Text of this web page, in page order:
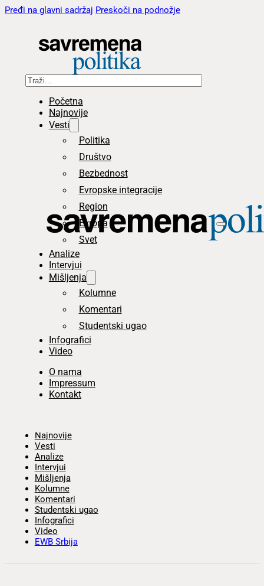
Pređi na glavni sadržaj Preskoči na podnožje
Pretraga
Početna
Najnovije
Vesti
Politika
Društvo
Bezbednost
Evropske integracije
Region
Evropa
Svet
Analize
Intervjui
Mišljenja
Kolumne
Komentari
Studentski ugao
Infografici
Video
O nama
Impressum
Kontakt
Najnovije
Vesti
Analize
Intervjui
Mišljenja
Kolumne
Komentari
Studentski ugao
Infografici
Video
EWB Srbija